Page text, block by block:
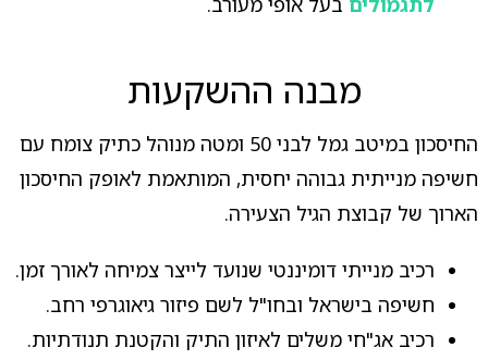
מבנה ההשקעות
החיסכון במיטב גמל לבני 50 ומטה מנוהל כתיק צומח עם
חשיפה מנייתית גבוהה יחסית, המותאמת לאופק החיסכון
הארוך של קבוצת הגיל הצעירה.
רכיב מנייתי דומיננטי שנועד לייצר צמיחה לאורך זמן.
חשיפה בישראל ובחו"ל לשם פיזור גיאוגרפי רחב.
רכיב אג"חי משלים לאיזון התיק והקטנת תנודתיות.